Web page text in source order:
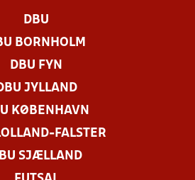
DBU
BORNHOLM
DBU FYN
JYLLAND
KØBENHAVN
FALSTER
SJÆLLAND